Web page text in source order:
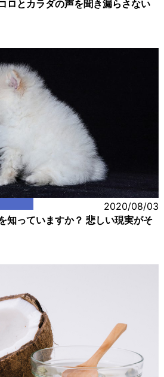
ロとカラダの声を聞き漏らさない
2020/08/03
知っていますか？ 悲しい現実がそ